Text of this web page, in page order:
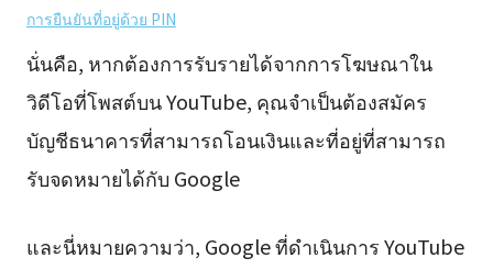
การยืนยันที่อยู่ด้วย PIN
นั่นคือ, หากต้องการรับรายได้จากการโฆษณาใน
วิดีโอที่โพสต์บน YouTube, คุณจำเป็นต้องสมัคร
บัญชีธนาคารที่สามารถโอนเงินและที่อยู่ที่สามารถ
รับจดหมายได้กับ Google
และนี่หมายความว่า, Google ที่ดำเนินการ YouTube